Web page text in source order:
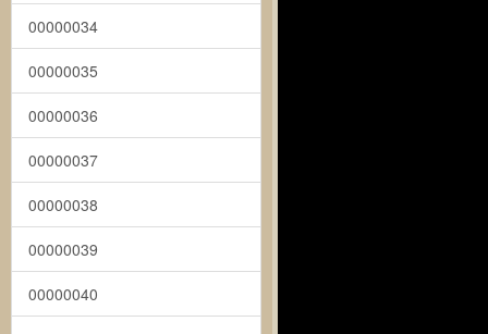
00000034
00000035
00000036
00000037
00000038
00000039
00000040